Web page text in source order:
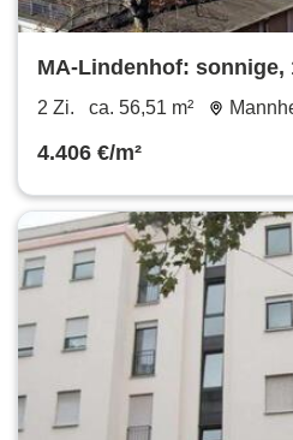
MA-Lindenhof: sonnige,
Wohnung mit Balkon +
2 Zi. ca. 56,51 m²
4.406 €/m²